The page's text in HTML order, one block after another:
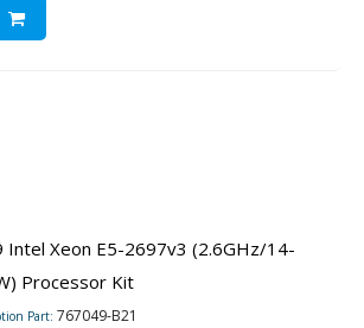
Intel Xeon E5-2697v3 (2.6GHz/14-
Processor Kit
Part: 767049-B21